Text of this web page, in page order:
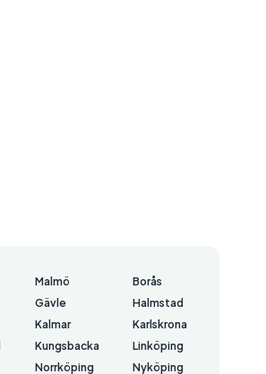
Malmö
Borås
Gävle
Halmstad
Kalmar
Karlskrona
Kungsbacka
Linköping
Norrköping Nyköping